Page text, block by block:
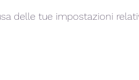
delle tue impostazioni